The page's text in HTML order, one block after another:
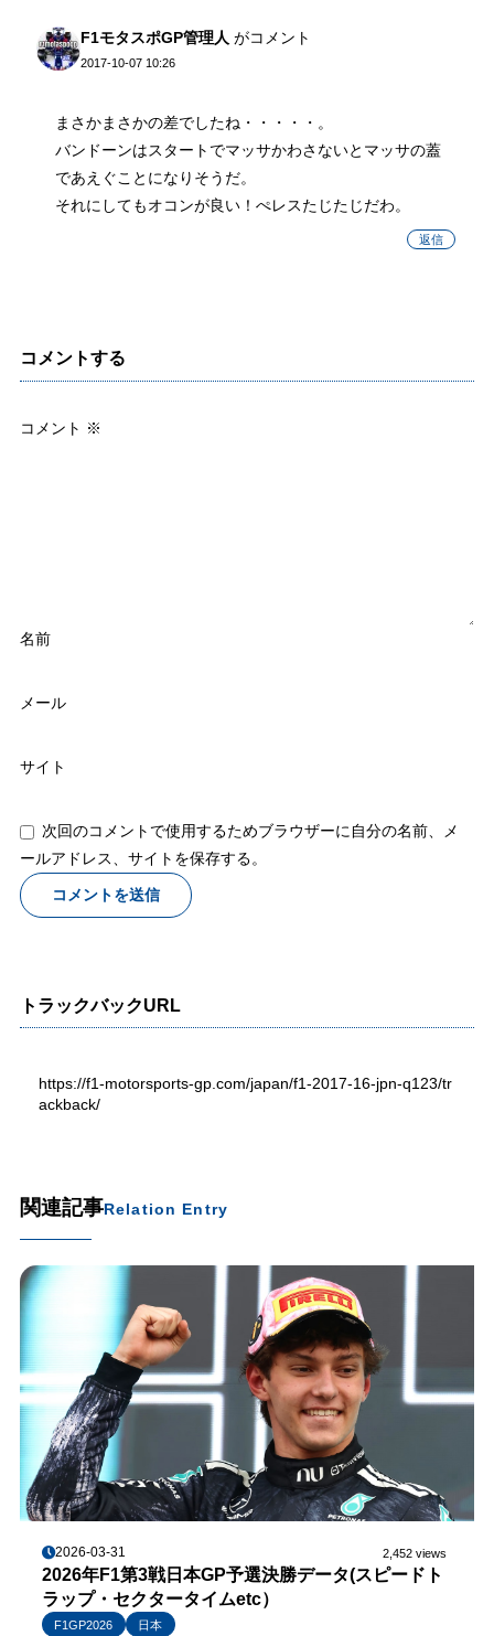
F1モタスポGP管理人 がコメント
2017-10-07 10:26
まさかまさかの差でしたね・・・・・。
バンドーンはスタートでマッサかわさないとマッサの蓋
であえぐことになりそうだ。
それにしてもオコンが良い！ぺレスたじたじだわ。
返信
コメントする
コメント ※
名前
メール
サイト
次回のコメントで使用するためブラウザーに自分の名前、メ
ールアドレス、サイトを保存する。
トラックバックURL
https://f1-motorsports-gp.com/japan/f1-2017-16-jpn-q123/tr
ackback/
関連記事Relation Entry
2026-03-31 2,452 views
2026年F1第3戦日本GP予選決勝データ(スピードト
ラップ・セクタータイムetc）
F1GP2026
日本